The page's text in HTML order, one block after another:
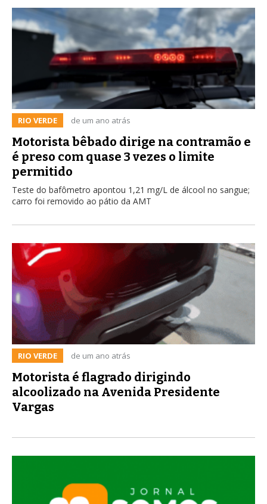
RIO VERDE de um ano atrás
Motorista bêbado dirige na contramão e
é preso com quase 3 vezes o limite
permitido
Teste do bafômetro apontou 1,21 mg/L de álcool no sangue;
carro foi removido ao pátio da AMT
RIO VERDE de um ano atrás
Motorista é flagrado dirigindo
alcoolizado na Avenida Presidente
Vargas